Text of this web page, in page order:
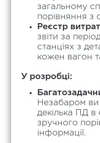
загальному
порівняння з
Реєстр
звіти за
станціях з
кожен вагон
У розробці:
Незабаром ви
декілька ПД в
зручного
інформації.